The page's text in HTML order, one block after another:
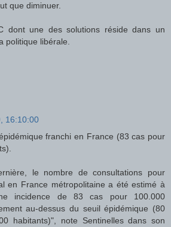
que diminuer.
dont une des solutions réside dans un
politique libérale.
16:10:00
franchi en France (83 cas pour
le nombre de consultations pour
en France métropolitaine a été estimé à
incidence de 83 cas pour 100.000
au-dessus du seuil épidémique (80
habitants)", note Sentinelles dans son